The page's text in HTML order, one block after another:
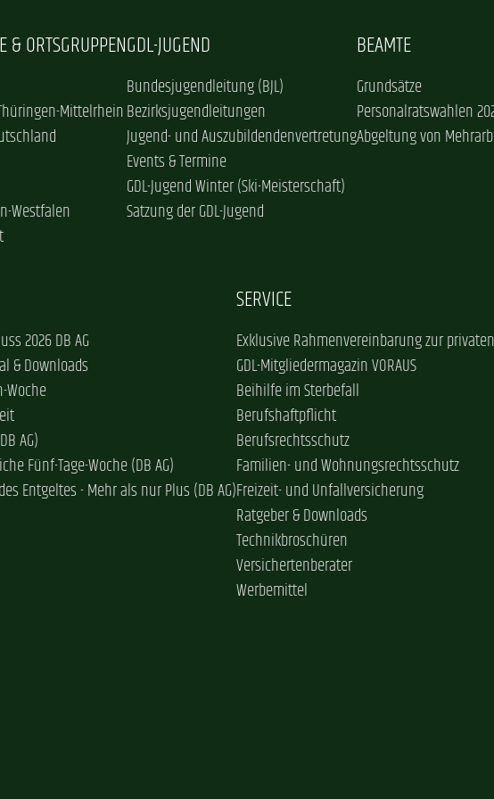
& ORTSGRUPPEN
Mittelrhein
Westfalen
GDL-JUGEND
Bundesjugendleitung (BJL)
Bezirksjugendleitungen
Jugend- und Auszubildendenvertretung
Events & Termine
GDL-Jugend Winter (Ski-Meisterschaft)
Satzung der GDL-Jugend
BEAMTE
Grundsätze
Personalratswahlen
Abgeltung von
2026 DB AG
& Downloads
Woche
AG)
Fünf-Tage-Woche (DB AG)
Entgeltes - Mehr als nur Plus (DB AG)
SERVICE
Exklusive Rahmenvereinbarung zur
GDL-Mitgliedermagazin VORAUS
Beihilfe im Sterbefall
Berufshaftpflicht
Berufsrechtsschutz
Familien- und Wohnungsrechtsschutz
Freizeit- und Unfallversicherung
Ratgeber & Downloads
Technikbroschüren
Versichertenberater
Werbemittel